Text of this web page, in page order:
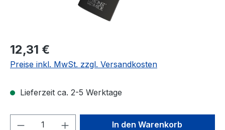
Regulärer Preis:
12,31 €
Preise inkl. MwSt. zzgl. Versandkosten
Lieferzeit ca. 2-5 Werktage
Produkt Anzahl: Gib denIn den Warenkorb